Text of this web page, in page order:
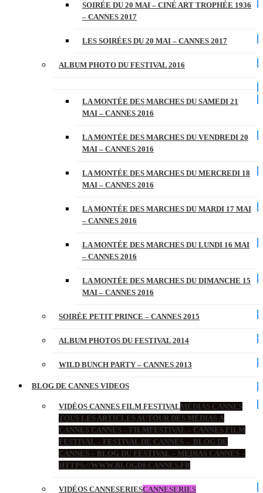
SOIRÉE DU 20 MAI – CINÉ ART TROPHÉE 1936
– CANNES 2017
LES SOIRÉES DU 20 MAI – CANNES 2017
ALBUM PHOTO DU FESTIVAL 2016
LA MONTÉE DES MARCHES DU SAMEDI 21
MAI – CANNES 2016
LA MONTÉE DES MARCHES DU VENDREDI 20
MAI – CANNES 2016
LA MONTÉE DES MARCHES DU MERCREDI 18
MAI – CANNES 2016
LA MONTÉE DES MARCHES DU MARDI 17 MAI
– CANNES 2016
LA MONTÉE DES MARCHES DU LUNDI 16 MAI
– CANNES 2016
LA MONTÉE DES MARCHES DU DIMANCHE 15
MAI – CANNES 2016
SOIRÉE PETIT PRINCE – CANNES 2015
ALBUM PHOTOS DU FESTIVAL 2014
WILD BUNCH PARTY – CANNES 2013
BLOG DE CANNES VIDEOS
VIDÉOS CANNES FILM FESTIVALMÉDIAS CANNES
TOUS LES ARTICLES AUTOUR DES MÉDIAS À
CANNES CANNES – FILMFESTIVAL – CANNES FILM
FESTIVAL – FESTIVAL DE CANNES – BLOG DE
CANNES – BLOG DU FESTIVAL – MEDIAS CANNES –
HTTPS://WWW.BLOGDECANNES.FR
VIDÉOS CANNESERIESCANNESERIES